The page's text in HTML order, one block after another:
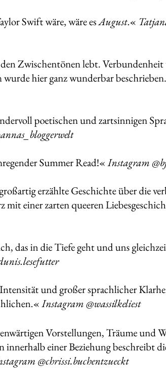
Swift wäre, wäre esAugust.«
Zwischentönen lebt.
hier ganz wunderbar
poetischen und zartsinnigen
Summer Read!«Instagram
erzählte Geschichte über die
einer zarten queeren
das in die Tiefe geht und uns
und großer sprachlicher
Instagram @wassilkeliest
Vorstellungen, Träume und
innerhalb einer Beziehung beschreibt
@chrissi.buchentzueckt